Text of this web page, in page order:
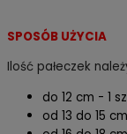
SPOSÓB UŻYCIA
Ilość pałeczek
do 12 cm - 1
od 13 do 15